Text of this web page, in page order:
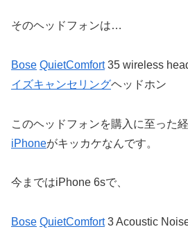
そのヘッドフォンは…
Bose QuietComfort35 wireless
イズキャンセリングヘッドホン
このヘッドフォンを購入に至った
iPhoneがキッカケなんです。
今まではiPhone 6sで、
Bose QuietComfort3 Acoustic